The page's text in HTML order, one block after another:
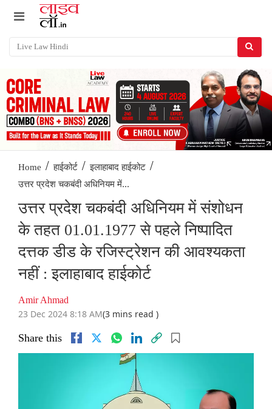
Home / हाईकोर्ट / इलाहाबाद हाईकोट /
उत्तर प्रदेश चकबंदी अधिनियम में...
उत्तर प्रदेश चकबंदी अधिनियम में संशोधन
के तहत 01.01.1977 से पहले निष्पादित
दत्तक डीड के रजिस्ट्रेशन की आवश्यकता
नहीं : इलाहाबाद हाईकोर्ट
Amir Ahmad
23 Dec 2024 8:18 AM(3 mins read )
Share this